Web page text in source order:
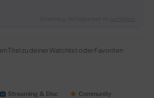
Titel zu deiner Watchlist oder Favoriten
Streaming & Disc Community